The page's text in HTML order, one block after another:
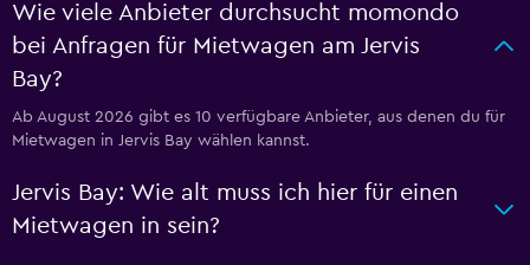
Wie viele Anbieter durchsucht momondo
bei Anfragen für Mietwagen am Jervis
Bay?
Ab August 2026 gibt es 10 verfügbare Anbieter, aus denen du für
Mietwagen in Jervis Bay wählen kannst.
Jervis Bay: Wie alt muss ich hier für einen
Mietwagen in sein?